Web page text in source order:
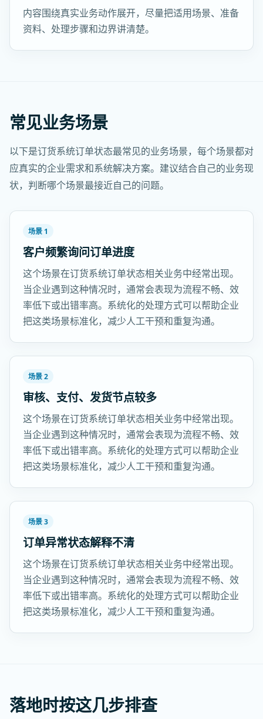
内容围绕真实业务动作展开，尽量把适用场景、准备
资料、处理步骤和边界讲清楚。
常见业务场景
以下是订货系统订单状态最常见的业务场景，每个场景都对
应真实的企业需求和系统解决方案。建议结合自己的业务现
状，判断哪个场景最接近自己的问题。
场景 1
客户频繁询问订单进度
这个场景在订货系统订单状态相关业务中经常出现。
当企业遇到这种情况时，通常会表现为流程不畅、效
率低下或出错率高。系统化的处理方式可以帮助企业
把这类场景标准化，减少人工干预和重复沟通。
场景 2
审核、支付、发货节点较多
这个场景在订货系统订单状态相关业务中经常出现。
当企业遇到这种情况时，通常会表现为流程不畅、效
率低下或出错率高。系统化的处理方式可以帮助企业
把这类场景标准化，减少人工干预和重复沟通。
场景 3
订单异常状态解释不清
这个场景在订货系统订单状态相关业务中经常出现。
当企业遇到这种情况时，通常会表现为流程不畅、效
率低下或出错率高。系统化的处理方式可以帮助企业
把这类场景标准化，减少人工干预和重复沟通。
落地时按这几步排查